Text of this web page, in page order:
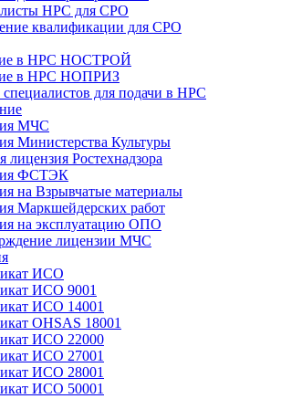
НРС для СРО
квалификации для СРО
в НРС НОСТРОЙ
в НРС НОПРИЗ
для подачи в НРС
МЧС
Министерства Культуры
лицензия Ростехнадзора
ФСТЭК
на Взрывчатые материалы
Маркшейдерских работ
на эксплуатацию ОПО
лицензии МЧС
ИСО
ИСО 9001
ИСО 14001
OHSAS 18001
ИСО 22000
ИСО 27001
ИСО 28001
ИСО 50001